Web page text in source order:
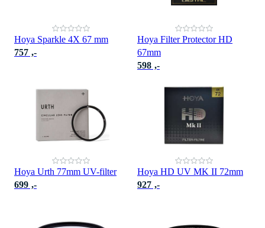
Hoya Sparkle 4X 67 mm
757 ,-
Hoya Filter Protector HD
67mm
598 ,-
Hoya Urth 77mm UV-filter
699 ,-
Hoya HD UV MK II 72mm
927 ,-